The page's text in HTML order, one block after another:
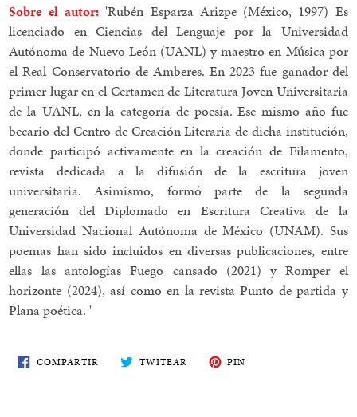
Sobre el autor:'Rubén Esparza Arizpe (México, 1997) Es
licenciado en Ciencias del Lenguaje por la Universidad
Autónoma de Nuevo León (UANL) y maestro en Música por
el Real Conservatorio de Amberes. En 2023 fue ganador del
primer lugar en el Certamen de Literatura Joven Universitaria
de la UANL, en la categoría de poesía. Ese mismo año fue
becario del Centro de Creación Literaria de dicha institución,
donde participó activamente en la creación de Filamento,
revista dedicada a la difusión de la escritura joven
universitaria. Asimismo, formó parte de la segunda
generación del Diplomado en Escritura Creativa de la
Universidad Nacional Autónoma de México (UNAM). Sus
poemas han sido incluidos en diversas publicaciones, entre
ellas las antologías Fuego cansado (2021) y Romper el
horizonte (2024), así como en la revista Punto de partida y
Plana poética. '
COMPARTIR COMPARTE
EN
TWITEAR TWITEA
EN
PIN